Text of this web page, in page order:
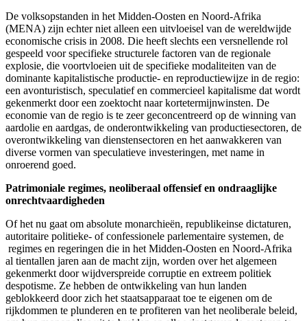
De volksopstanden in het Midden-Oosten en Noord-Afrika
(MENA) zijn echter niet alleen een uitvloeisel van de wereldwijde
economische crisis in 2008. Die heeft slechts een versnellende rol
gespeeld voor specifieke structurele factoren van de regionale
explosie, die voortvloeien uit de specifieke modaliteiten van de
dominante kapitalistische productie- en reproductiewijze in de regio:
een avonturistisch, speculatief en commercieel kapitalisme dat wordt
gekenmerkt door een zoektocht naar kortetermijnwinsten. De
economie van de regio is te zeer geconcentreerd op de winning van
aardolie en aardgas, de onderontwikkeling van productiesectoren, de
overontwikkeling van dienstensectoren en het aanwakkeren van
diverse vormen van speculatieve investeringen, met name in
onroerend goed.
Patrimoniale regimes, neoliberaal offensief en ondraaglijke
onrechtvaardigheden
Of het nu gaat om absolute monarchieën, republikeinse dictaturen,
autoritaire politieke- of confessionele parlementaire systemen, de
regimes en regeringen die in het Midden-Oosten en Noord-Afrika
al tientallen jaren aan de macht zijn, worden over het algemeen
gekenmerkt door wijdverspreide corruptie en extreem politiek
despotisme. Ze hebben de ontwikkeling van hun landen
geblokkeerd door zich het staatsapparaat toe te eigenen om de
rijkdommen te plunderen en te profiteren van het neoliberale beleid,